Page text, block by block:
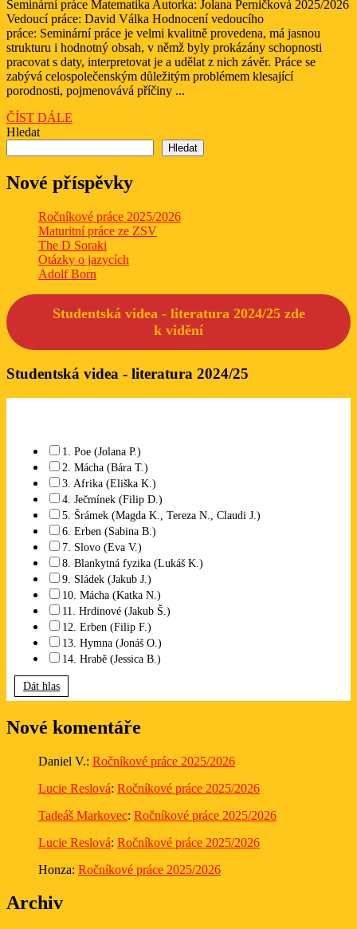
v
České
republice
2026
Seminární práce Matematika Autorka: Jolana Perničková 2025/2026
Vedoucí práce: David Válka Hodnocení vedoucího
práce: Seminární práce je velmi kvalitně provedena, má jasnou
strukturu i hodnotný obsah, v němž byly prokázány schopnosti
pracovat s daty, interpretovat je a udělat z nich závěr. Práce se
zabývá celospolečenským důležitým problémem klesající
porodnosti, pojmenovává příčiny ...
ČÍST DÁLE
Hledat
Hledat
Nové příspěvky
Ročníkové práce 2025/2026
Maturitní práce ze ZSV
The D Soraki
Otázky o jazycích
Adolf Born
Studentská videa - literatura 2024/25 zde
k vidění
Studentská videa - literatura 2024/25
1. Poe (Jolana P.)
2. Mácha (Bára T.)
3. Afrika (Eliška K.)
4. Ječmínek (Filip D.)
5. Šrámek (Magda K., Tereza N., Claudi J.)
6. Erben (Sabina B.)
7. Slovo (Eva V.)
8. Blankytná fyzika (Lukáš K.)
9. Sládek (Jakub J.)
10. Mácha (Katka N.)
11. Hrdinové (Jakub Š.)
12. Erben (Filip F.)
13. Hymna (Jonáš O.)
14. Hrabě (Jessica B.)
Dát hlas
Nové komentáře
Daniel V.: Ročníkové práce 2025/2026
Lucie Reslová: Ročníkové práce 2025/2026
Tadeáš Markovec: Ročníkové práce 2025/2026
Lucie Reslová: Ročníkové práce 2025/2026
Honza: Ročníkové práce 2025/2026
Archiv